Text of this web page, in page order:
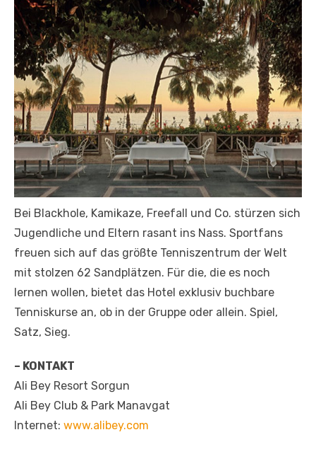
Bei Blackhole, Kamikaze, Freefall und Co. stürzen sich
Jugendliche und Eltern rasant ins Nass. Sportfans
freuen sich auf das größte Tenniszentrum der Welt
mit stolzen 62 Sandplätzen. Für die, die es noch
lernen wollen, bietet das Hotel exklusiv buchbare
Tenniskurse an, ob in der Gruppe oder allein. Spiel,
Satz, Sieg.
– KONTAKT
Ali Bey Resort Sorgun
Ali Bey Club & Park Manavgat
Internet: www.alibey.com